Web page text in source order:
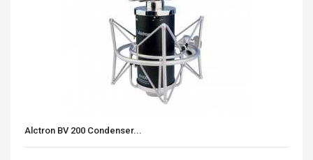
Alctron BV 200 Condenser...